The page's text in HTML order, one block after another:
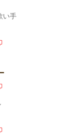
い手